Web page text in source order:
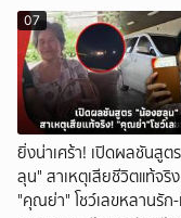
07
ยิ่งน่าเศร้า! เปิดผลชันสูต
ลุน" สาเหตุเสียชีวิตแท้จริ
"คุณย่า" โชว์เลขหลานรัก-